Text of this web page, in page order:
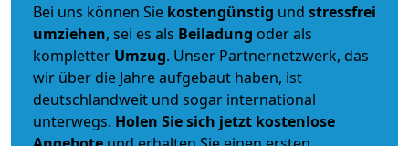
Bei uns können Sie kostengünstig und stressfrei
umziehen, sei es als Beiladung oder als
kompletter Umzug. Unser Partnernetzwerk, das
wir über die Jahre aufgebaut haben, ist
deutschlandweit und sogar international
unterwegs. Holen Sie sich jetzt kostenlose